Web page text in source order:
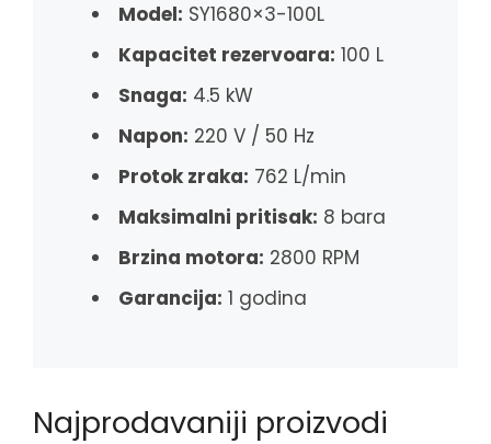
Model: SY1680×3-100L
Kapacitet rezervoara: 100 L
Snaga: 4.5 kW
Napon: 220 V / 50 Hz
Protok zraka: 762 L/min
Maksimalni pritisak: 8 bara
Brzina motora: 2800 RPM
Garancija: 1 godina
Najprodavaniji proizvodi